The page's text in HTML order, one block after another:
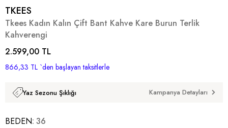
TKEES
Tkees Kadın Kalın Çift Bant Kahve Kare Burun Terlik
Kahverengi
2.599,00 TL
866,33 TL `den başlayan taksitlerle
Yaz Sezonu Şıklığı Kampanya Detayları
BEDEN 36